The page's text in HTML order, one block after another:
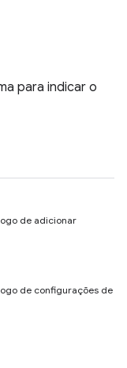
para indicar o
de adicionar
de configurações de